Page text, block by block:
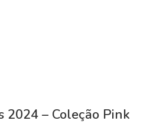
2024 – Coleção Pink